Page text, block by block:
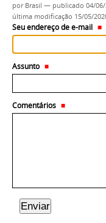
por Brasil — publicado 04/
última modificação 15/05/
Seu endereço de e-mail
Assunto
Comentários